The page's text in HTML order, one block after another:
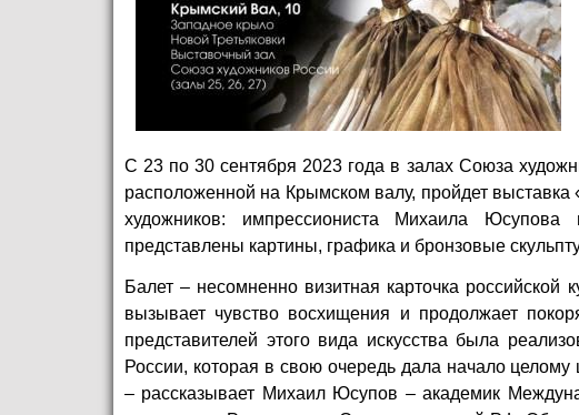
С 23 по 30 сентября 2023 года в залах Союза
расположенной на Крымском валу, пройдет
художников: импрессиониста Михаила
представлены картины, графика и бронзовые
Балет – несомненно визитная карточка российской
вызывает чувство восхищения и продолжает
представителей этого вида искусства была
России, которая в свою очередь дала начало
– рассказывает Михаил Юсупов –академик